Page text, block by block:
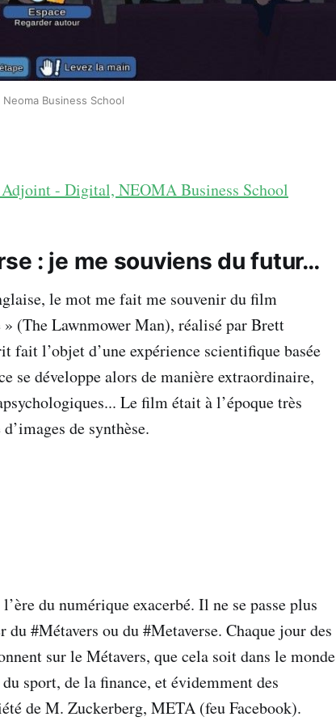
Neoma Business School
- Digital, NEOMA Business School
: je me souviens du futur…
le mot me fait me souvenir du film
» (The Lawnmower Man), réalisé par Brett
fait l’objet d’une expérience scientifique basée
se développe alors de manière extraordinaire,
Le film était à l’époque très
de synthèse.
du numérique exacerbé. Il ne se passe plus
du #Métavers ou du #Metaverse. Chaque jour des
sur le Métavers, que cela soit dans le monde
sport, de la finance, et évidemment des
de M. Zuckerberg, META (feu Facebook).